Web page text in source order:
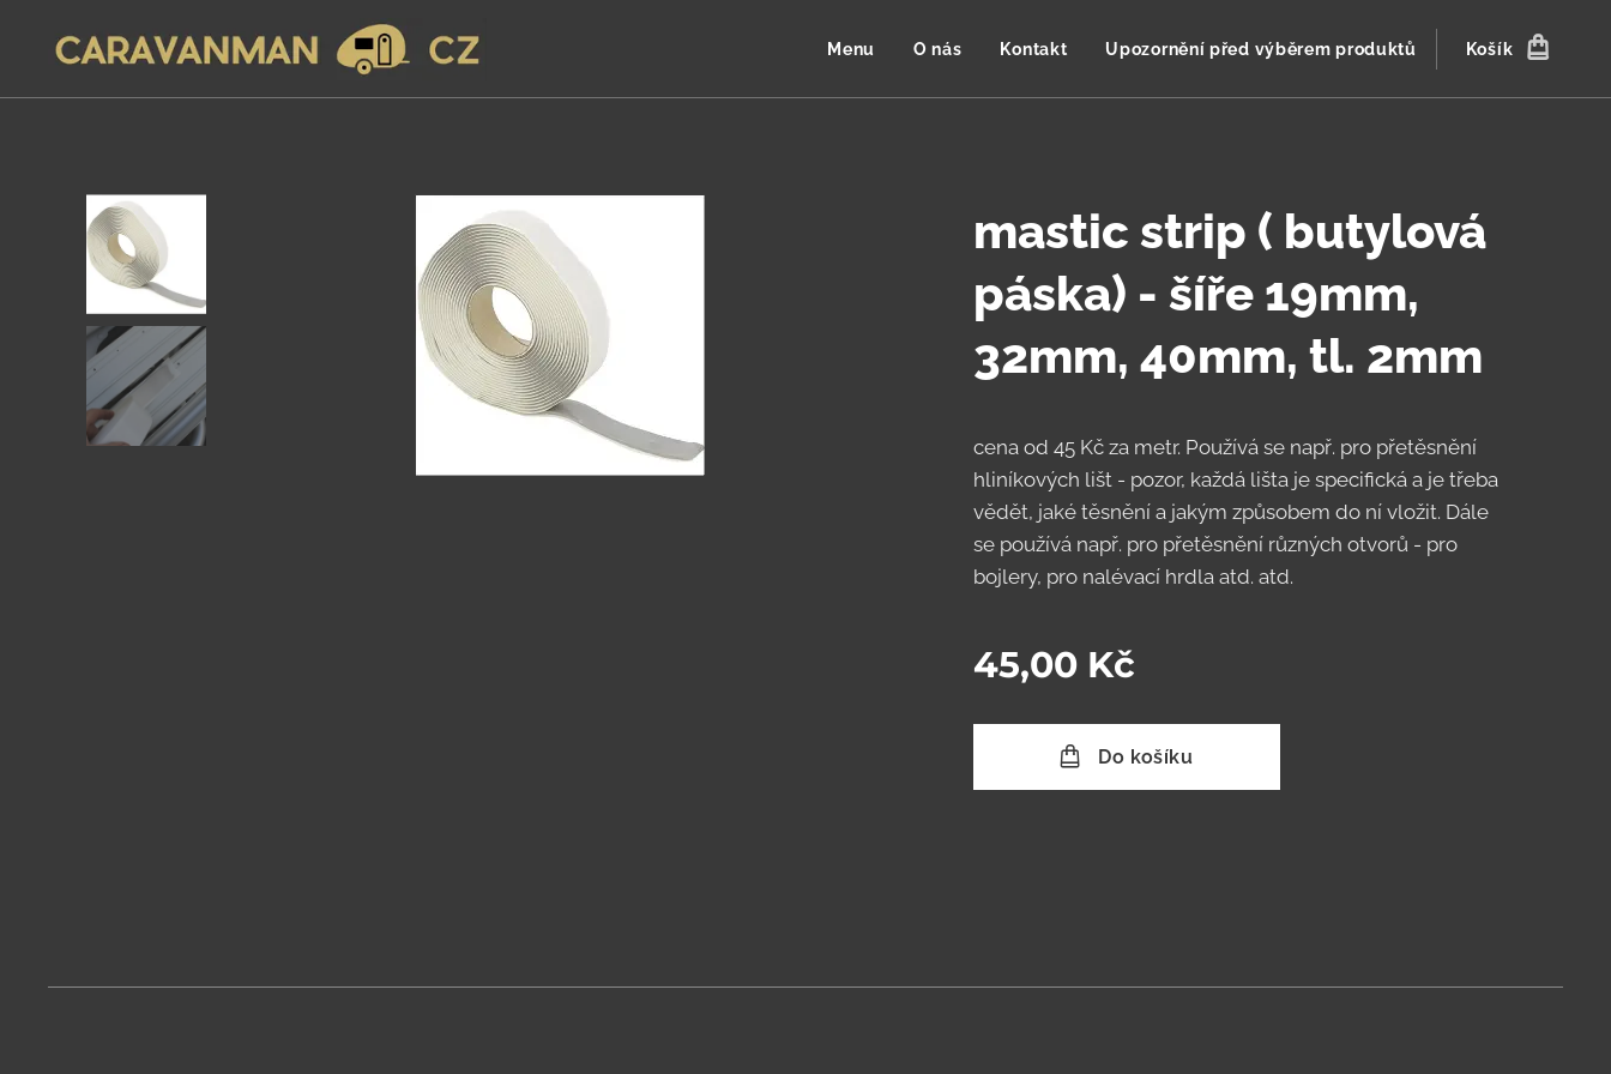
Menu O nás Kontakt Upozornění před výběrem produktů Košík
mastic strip ( butylová
páska) - šíře 19mm,
32mm, 40mm, tl. 2mm
cena od 45 Kč za metr. Používá se např. pro přetěsnění
hliníkových lišt - pozor, každá lišta je specifická a je třeba
vědět, jaké těsnění a jakým způsobem do ní vložit. Dále
se používá např. pro přetěsnění různých otvorů - pro
bojlery, pro nalévací hrdla atd. atd.
45,00 Kč
Do košíku